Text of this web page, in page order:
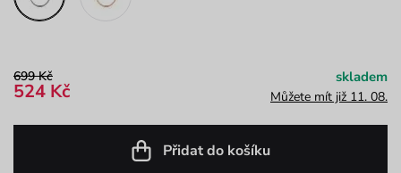
699 Kč
524 Kč
skladem
Můžete mít již 11. 08.
Přidat do košíku